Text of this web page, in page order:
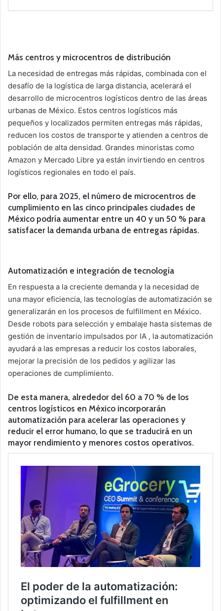
Más centros y microcentros de distribución
La necesidad de entregas más rápidas, combinada con el
desafío de la logística de larga distancia, acelerará el
desarrollo de microcentros logísticos dentro de las áreas
urbanas de México. Estos centros logísticos más
pequeños y localizados permiten entregas más rápidas,
reducen los costos de transporte y atienden a centros de
población de alta densidad. Grandes minoristas como
Amazon y Mercado Libre ya están invirtiendo en centros
logísticos regionales en todo el país.
Por ello, para 2025, el número de microcentros de
cumplimiento en las cinco principales ciudades de
México podría aumentar entre un 40 y un 50 % para
satisfacer la demanda urbana de entregas rápidas.
Automatización e integración de tecnología
En respuesta a la creciente demanda y la necesidad de
una mayor eficiencia, las tecnologías de automatización se
generalizarán en los procesos de fulfillment en México.
Desde robots para selección y embalaje hasta sistemas de
gestión de inventario impulsados por IA , la automatización
ayudará a las empresas a reducir los costos laborales,
mejorar la precisión de los pedidos y agilizar las
operaciones de cumplimiento.
De esta manera, alrededor del 60 a 70 % de los
centros logísticos en México incorporarán
automatización para acelerar las operaciones y
reducir el error humano, lo que se traducirá en un
mayor rendimiento y menores costos operativos.